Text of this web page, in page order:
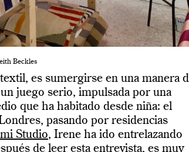
Beckles
es sumergirse en una manera
juego serio, impulsada por una
que ha habitado desde niña: el
pasando por residencias
Studio, Irene ha ido entrelazando
de leer esta entrevista, es muy